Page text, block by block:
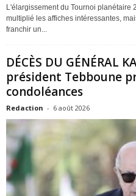
L'élargissement du Tournoi planétaire
multiplié les affiches intéressantes,
franchir un...
DÉCÈS DU GÉNÉRAL
président Tebboune
condoléances
Redaction - 6 août 2026